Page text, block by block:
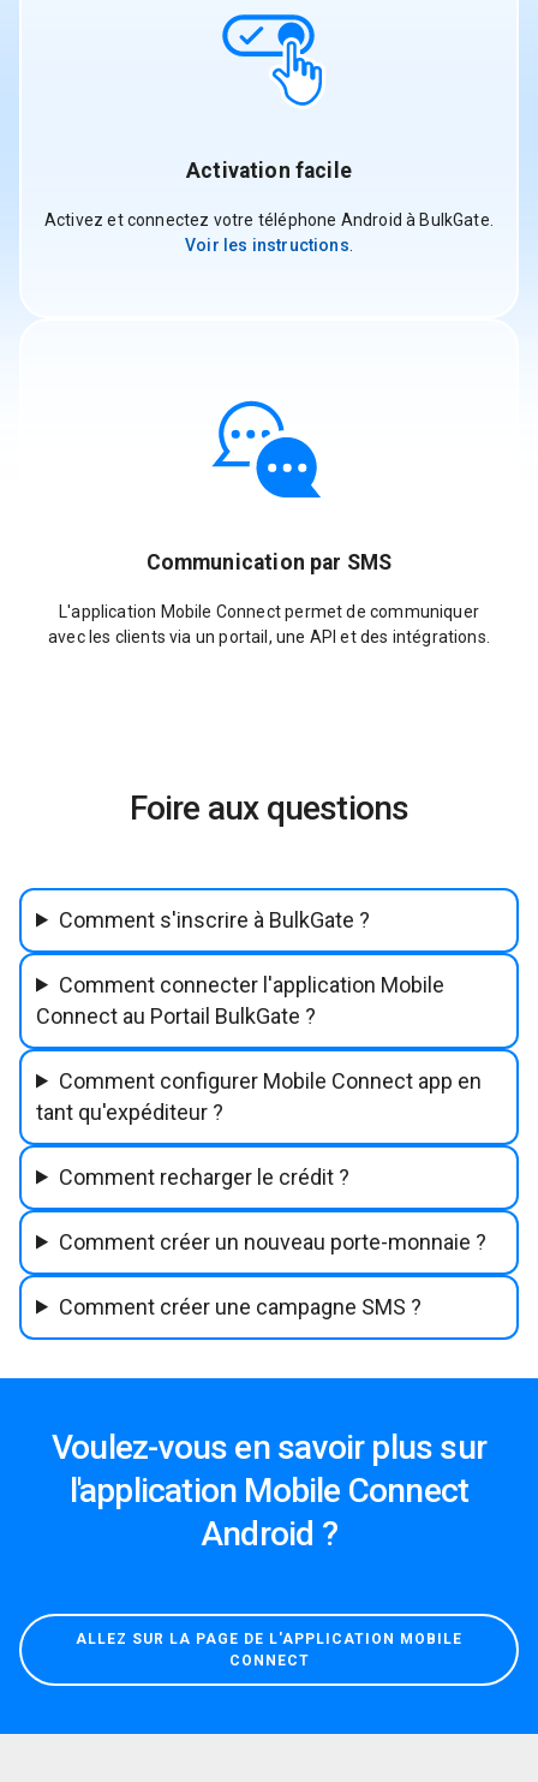
Activation facile
Activez et connectez votre téléphone Android à BulkGate.
Voir les instructions
Communication par SMS
L'application Mobile Connect permet de communiquer
avec les clients via un portail, une API et des intégrations.
Foire aux questions
Comment s'inscrire à BulkGate ?
Comment connecter l'application Mobile
Connect au Portail BulkGate ?
Comment configurer Mobile Connect app en
tant qu'expéditeur ?
Comment recharger le crédit ?
Comment créer un nouveau porte-monnaie ?
Comment créer une campagne SMS ?
Voulez-vous en savoir plus sur
l'application Mobile Connect
Android ?
ALLEZ SUR LA PAGE DE L'APPLICATION MOBILE
CONNECT